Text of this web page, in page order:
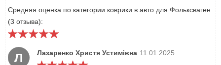
Средняя оценка по категории коврики в авто для Фольксваген
(3 отзыва):
Л Лазаренко Христя Устимівна 11.01.2025